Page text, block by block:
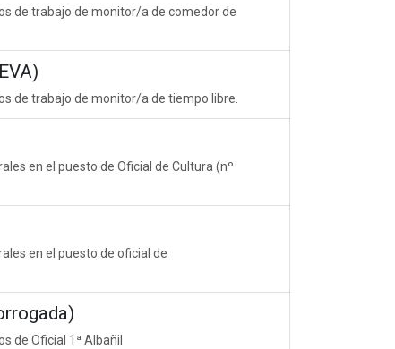
de trabajo de monitor/a de comedor de
de trabajo de monitor/a de tiempo libre.
en el puesto de Oficial de Cultura (nº
en el puesto de oficial de
de Oficial 1ª Albañil